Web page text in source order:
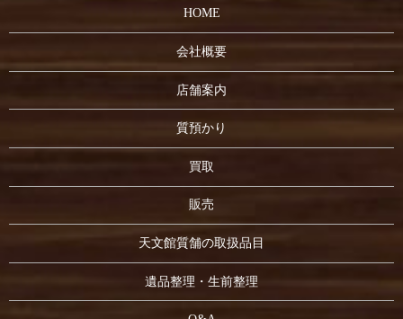
HOME
会社概要
店舗案内
質預かり
買取
販売
天文館質舗の取扱品目
遺品整理・生前整理